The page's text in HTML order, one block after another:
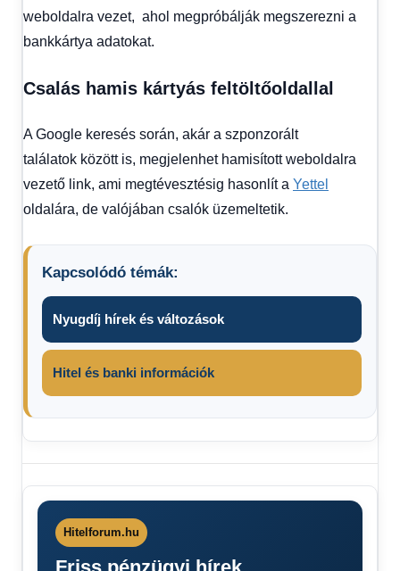
weboldalra vezet, ahol megpróbálják megszerezni a
bankkártya adatokat.
Csalás hamis kártyás feltöltőoldallal
A Google keresés során, akár a szponzorált
találatok között is, megjelenhet hamisított weboldalra
vezető link, ami megtévesztésig hasonlít a Yettel
oldalára, de valójában csalók üzemeltetik.
Kapcsolódó témák:
Nyugdíj hírek és változások
Hitel és banki információk
leállás
Yettel
ügyfelek
figyelem
Hitelforum.hu